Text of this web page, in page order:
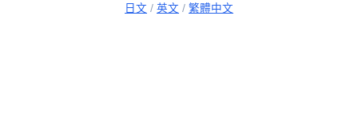
日文 / 英文 / 繁體中文